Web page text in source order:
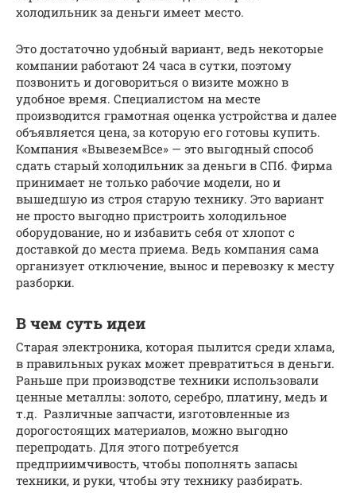
холодильник за деньги имеет место.
Это достаточно удобный вариант, ведь некоторые
компании работают 24 часа в сутки, поэтому
позвонить и договориться о визите можно в
удобное время. Специалистом на месте
производится грамотная оценка устройства и далее
объявляется цена, за которую его готовы купить.
Компания «ВывеземВсе» — это выгодный способ
сдать старый холодильник за деньги в СПб. Фирма
принимает не только рабочие модели, но и
вышедшую из строя старую технику. Это вариант
не просто выгодно пристроить холодильное
оборудование, но и избавить себя от хлопот с
доставкой до места приема. Ведь компания сама
организует отключение, вынос и перевозку к месту
разборки.
В чем суть идеи
Старая электроника, которая пылится среди хлама,
в правильных руках может превратиться в деньги.
Раньше при производстве техники использовали
ценные металлы: золото, серебро, платину, медь и
т.д. Различные запчасти, изготовленные из
дорогостоящих материалов, можно выгодно
перепродать. Для этого потребуется
предприимчивость, чтобы пополнять запасы
техники, и руки, чтобы эту технику разбирать.